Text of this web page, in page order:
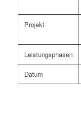
Projekt
Leistungsphasen
Datum